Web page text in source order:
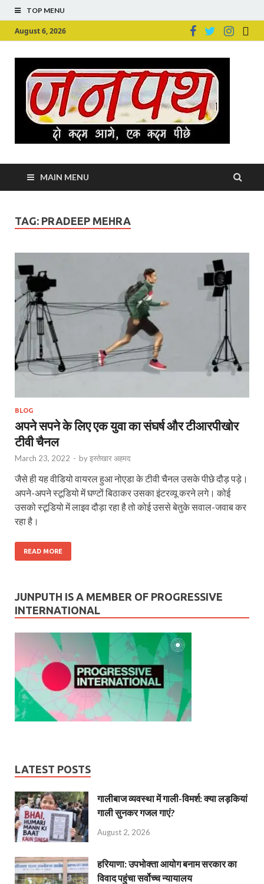
TOP MENU
August 6, 2026
MAIN MENU
TAG: PRADEEP MEHRA
BLOG
अपने सपने के लिए एक युवा का संघर्ष और टीआरपीखोर
टीवी चैनल
March 23, 2022 - byइस्तेखार अहमद
जैसे ही यह वीडियो वायरल हुआ नोएडा के टीवी चैनल उसके पीछे दौड़ पड़े।
अपने-अपने स्टूडियो में घण्टों बिठाकर उसका इंटरव्यू करने लगे। कोई
उसको स्टूडियो में लाइव दौड़ा रहा है तो कोई उससे बेतुके सवाल-जवाब कर
रहा है।
READ MORE
JUNPUTH IS A MEMBER OF PROGRESSIVE
INTERNATIONAL
LATEST POSTS
गालीबाज व्‍यवस्‍था में गाली-विमर्श: क्या लड़कियां
गाली सुनकर गजल गाएं?
August 2, 2026
हरियाणा: उपभोक्ता आयोग बनाम सरकार का
विवाद पहुंचा सर्वोच्च न्यायालय